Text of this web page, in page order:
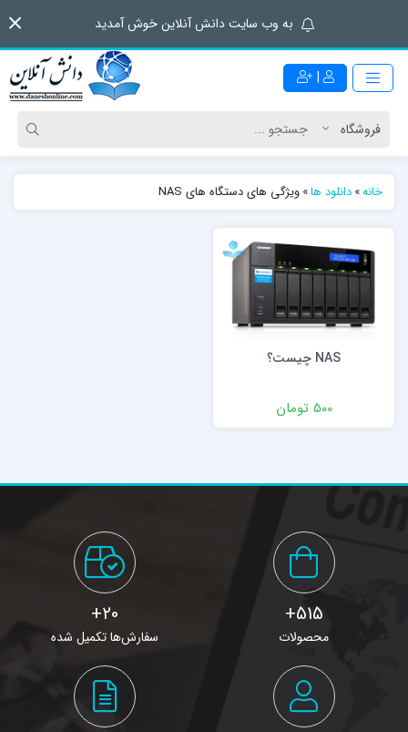
به وب سایت دانش آنلاین خوش آمدید
|
خانه»دانلود ها»ویژگی های دستگاه های NAS
NAS چیست؟
500 تومان
515+
محصولات
20+
سفارش‌ها تکمیل شده